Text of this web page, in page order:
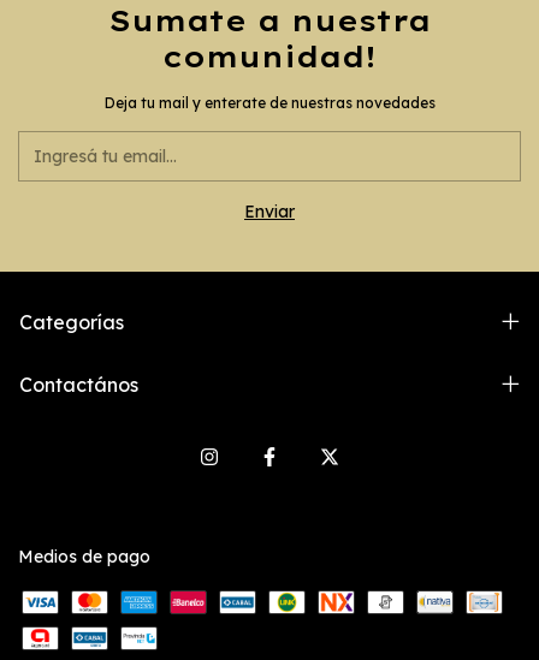
Sumate a nuestra
comunidad!
Deja tu mail y enterate de nuestras novedades
Categorías
Contactános
Medios de pago